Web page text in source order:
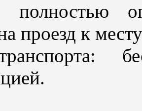
полностью
проезд к